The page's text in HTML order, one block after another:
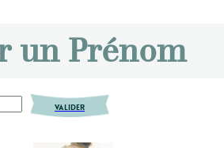
un Prénom
VALIDER